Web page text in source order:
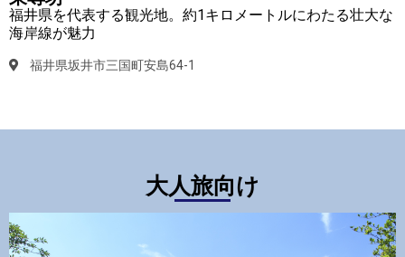
福井県を代表する観光地。約1キロメートルにわたる壮大な
海岸線が魅力
福井県坂井市三国町安島64-1
大人旅向け